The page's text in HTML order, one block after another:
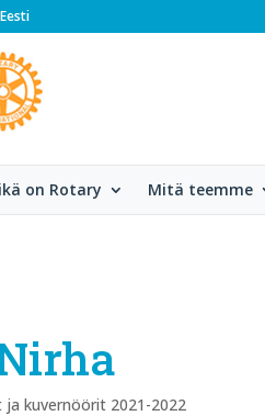
Eesti
on Rotary Mitä teemme
ja kuvernöörit 2021-2022